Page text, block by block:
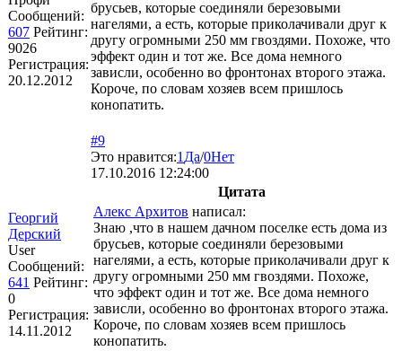
Сообщений:
607 Рейтинг:
9026
Регистрация:
20.12.2012
брусьев, которые соединяли березовыми
нагелями, а есть, которые приколачивали друг к
другу огромными 250 мм гвоздями. Похоже, что
эффект один и тот же. Все дома немного
зависли, особенно во фронтонах второго этажа.
Короче, по словам хозяев всем пришлось
конопатить.
Георгий
Дерский
User
Сообщений:
641 Рейтинг:
0
Регистрация:
14.11.2012
#9
Это нравится:1 Да/0Нет
17.10.2016 12:24:00
Цитата
Алекс Архитов написал:
Знаю ,что в нашем дачном поселке есть дома из
брусьев, которые соединяли березовыми
нагелями, а есть, которые приколачивали друг к
другу огромными 250 мм гвоздями. Похоже,
что эффект один и тот же. Все дома немного
зависли, особенно во фронтонах второго этажа.
Короче, по словам хозяев всем пришлось
конопатить.